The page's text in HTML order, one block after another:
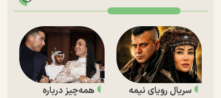
سریال رویای نیمه
همه‌چیز درباره